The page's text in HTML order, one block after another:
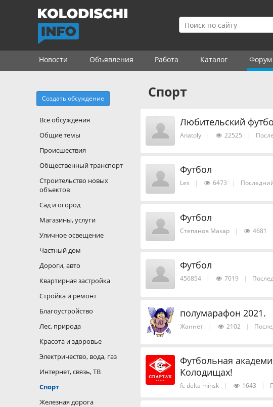
Новости Объявления Работа Каталог Форум
Спорт
Любительский
Anatoly | 22525 |
Футбол
Les | 6473 |
Футбол
Степанов Макар | 4681
Футбол
456854 | 7019 |
полумарафон 2021.
Жаннет | 2102 |
Футбольная
Колодищах!
fc delta minsk | 1643 |
Создать обсуждение
Все обсуждения
Общие темы
Происшествия
Общественный транспорт
Строительство новых
объектов
Сад и огород
Магазины, услуги
Уличное освещение
Частный дом
Дороги, авто
Квартирная застройка
Стройка и ремонт
Благоустройство
Лес, природа
Красота и здоровье
Электричество, вода, газ
Интернет, связь, ТВ
Спорт
Железная дорога